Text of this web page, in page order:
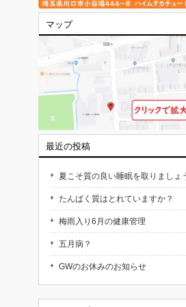
マップ
最近の投稿
夏こそ質の良い睡眠を取りましょ
たんぱく質はとれていますか？
梅雨入り6月の健康管理
五月病？
GWのお休みのお知らせ